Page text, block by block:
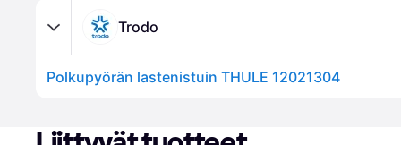
Trodo
Polkupyörän lastenistuin THULE 12021304